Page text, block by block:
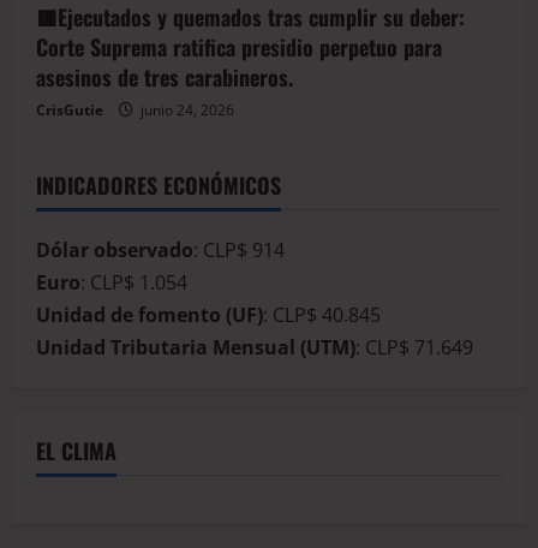
🟥Ejecutados y quemados tras cumplir su deber:
Corte Suprema ratifica presidio perpetuo para
asesinos de tres carabineros.
CrisGutie junio 24, 2026
INDICADORES ECONÓMICOS
Dólar observado: CLP$ 914
Euro: CLP$ 1.054
Unidad de fomento (UF): CLP$ 40.845
Unidad Tributaria Mensual (UTM): CLP$ 71.649
EL CLIMA